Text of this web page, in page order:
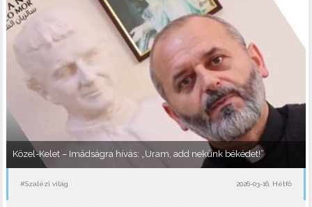
Közel-Kelet – Imádságra hívás: „Uram, add nekünk békédet!”
#Szalézi világ 2026-03-16, Hétfő